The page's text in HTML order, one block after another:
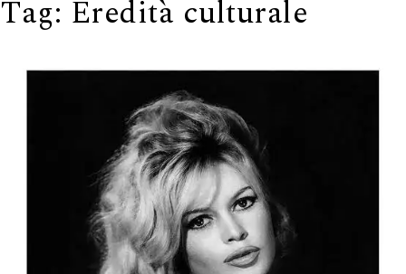
Tag: Eredità culturale